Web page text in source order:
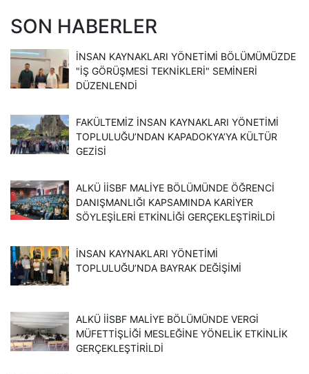
SON HABERLER
İNSAN KAYNAKLARI YÖNETIMI BÖLÜMÜMÜZDE
"İŞ GÖRÜŞMESI TEKNIKLERI" SEMINERI
DÜZENLENDI
FAKÜLTEMIZ İNSAN KAYNAKLARI YÖNETIMI
TOPLULUĞU’NDAN KAPADOKYA’YA KÜLTÜR
GEZISI
ALKÜ İİSBF MALIYE BÖLÜMÜNDE ÖĞRENCI
DANIŞMANLIĞI KAPSAMINDA KARIYER
SÖYLEŞILERI ETKINLIĞI GERÇEKLEŞTIRILDI
İNSAN KAYNAKLARI YÖNETIMI
TOPLULUĞU’NDA BAYRAK DEĞIŞIMI
ALKÜ İİSBF MALIYE BÖLÜMÜNDE VERGI
MÜFETTIŞLIĞI MESLEĞINE YÖNELIK ETKINLIK
GERÇEKLEŞTIRILDI